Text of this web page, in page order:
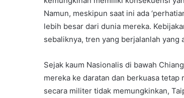
Namun, meskipun saat ini ada
lebih besar dari dunia mereka.
sebaliknya, tren yang berjalanlah yang
Sejak kaum Nasionalis di bawah
mereka ke daratan dan berkuasa
secara militer tidak memungkinkan,